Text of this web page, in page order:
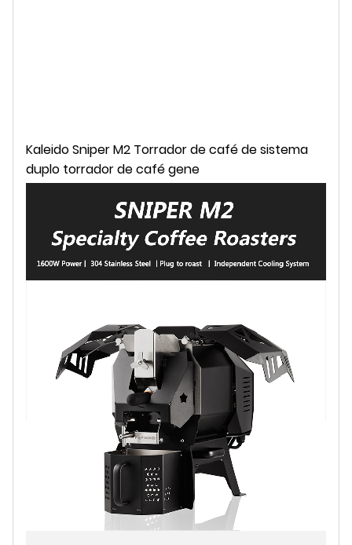
Kaleido Sniper M2 Torrador de café de sistema
duplo torrador de café gene